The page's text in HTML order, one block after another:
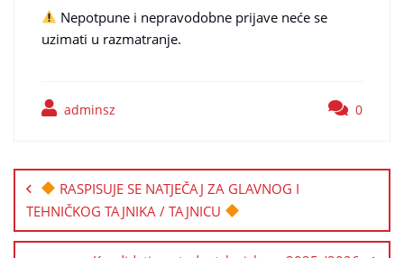
Nepotpune i nepravodobne prijave neće se
uzimati u razmatranje.
adminsz 0
RASPISUJE SE NATJEČAJ ZA GLAVNOG I
TEHNIČKOG TAJNIKA / TAJNICU